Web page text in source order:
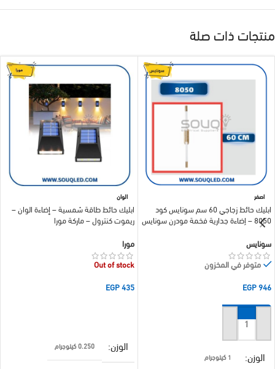
منتجات ذات صلة
اصفر
ابليك حائط زجاجي 60 سم سونايس كود
8050 – إضاءة جدارية فخمة مودرن سونايس
سونايس
متوفر في المخزون
EGP946
إضافة إلى السلة
الوزن 1 كيلوجرام
الوان
ابليك حائط طاقة شمسية – إضاءة الوان –
ريموت كنترول – ماركة مورا
مورا
Out of stock
EGP435
الوزن 0.250 كيلوجرام